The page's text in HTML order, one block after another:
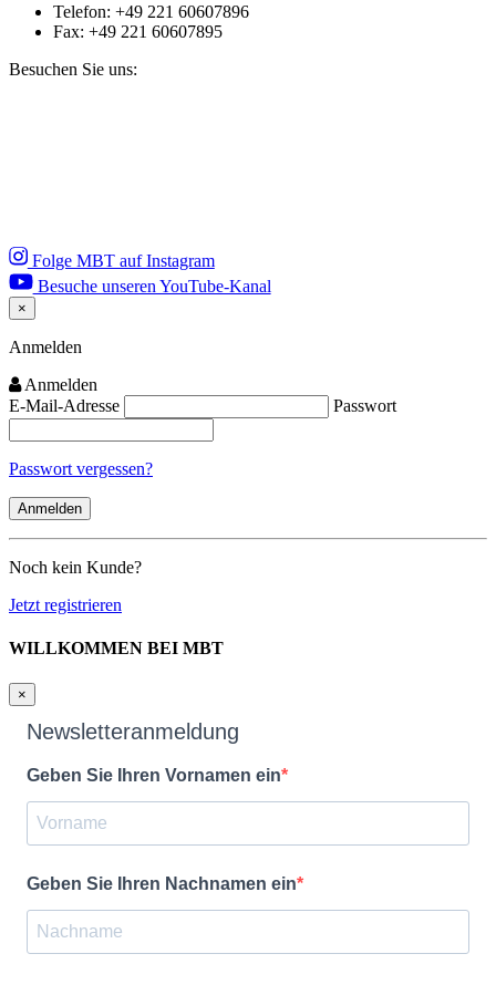
Telefon: +49 221 60607896
Fax: +49 221 60607895
Besuchen Sie uns:
Folge MBT auf Instagram
Besuche unseren YouTube-Kanal
×
Close
Anmelden
Anmelden
E-Mail-Adresse
Passwort
Passwort vergessen?
Noch kein Kunde?
Jetzt registrieren
WILLKOMMEN BEI MBT
×
Newsletteranmeldung
Geben Sie Ihren Vornamen ein
Geben Sie Ihren Nachnamen ein